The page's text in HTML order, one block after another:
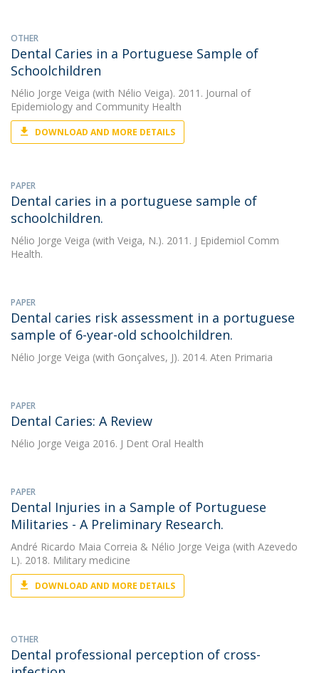
OTHER
Dental Caries in a Portuguese Sample of
Schoolchildren
Nélio Jorge Veiga (with Nélio Veiga). 2011. Journal of
Epidemiology and Community Health
DOWNLOAD AND MORE DETAILS
PAPER
Dental caries in a portuguese sample of
schoolchildren.
Nélio Jorge Veiga (with Veiga, N.). 2011. J Epidemiol Comm
Health.
PAPER
Dental caries risk assessment in a portuguese
sample of 6-year-old schoolchildren.
Nélio Jorge Veiga (with Gonçalves, J). 2014. Aten Primaria
PAPER
Dental Caries: A Review
Nélio Jorge Veiga 2016. J Dent Oral Health
PAPER
Dental Injuries in a Sample of Portuguese
Militaries - A Preliminary Research.
André Ricardo Maia Correia & Nélio Jorge Veiga (with Azevedo
L). 2018. Military medicine
DOWNLOAD AND MORE DETAILS
OTHER
Dental professional perception of cross-